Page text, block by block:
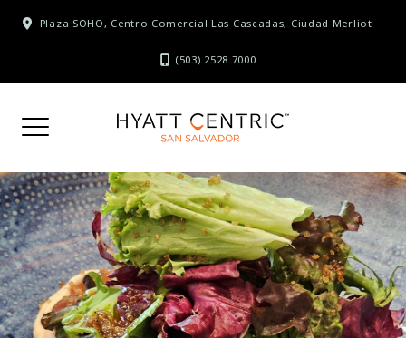
Plaza SOHO, Centro Comercial Las Cascadas, Ciudad Merliot
(503) 2528 7000